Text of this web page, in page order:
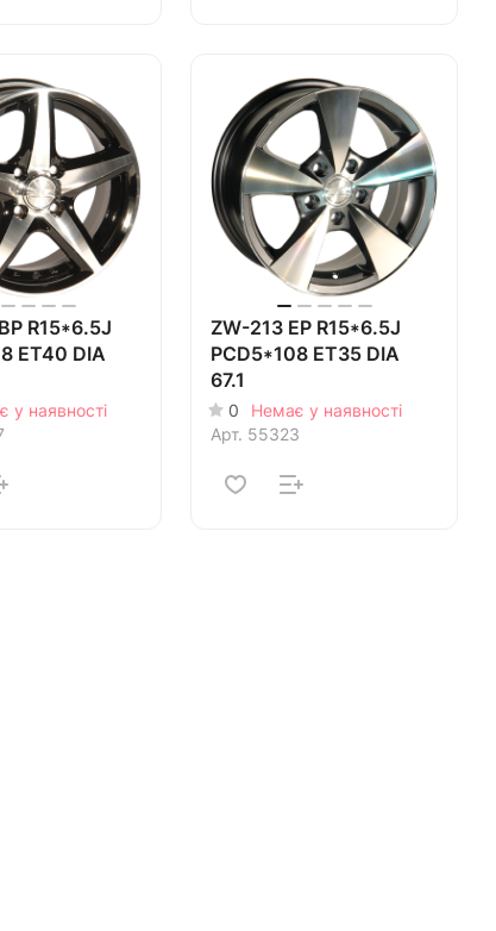
R15*6.5J
ET40 DIA
у наявності
ZW-213 EP R15*6.5J
PCD5*108 ET35 DIA
67.1
0
Немає у наявності
Арт. 55323